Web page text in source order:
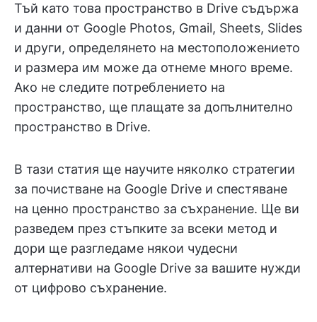
Тъй като това пространство в Drive съдържа
и данни от Google Photos, Gmail, Sheets, Slides
и други, определянето на местоположението
и размера им може да отнеме много време.
Ако не следите потреблението на
пространство, ще плащате за допълнително
пространство в Drive.
В тази статия ще научите няколко стратегии
за почистване на Google Drive и спестяване
на ценно пространство за съхранение. Ще ви
разведем през стъпките за всеки метод и
дори ще разгледаме някои чудесни
алтернативи на Google Drive за вашите нужди
от цифрово съхранение.